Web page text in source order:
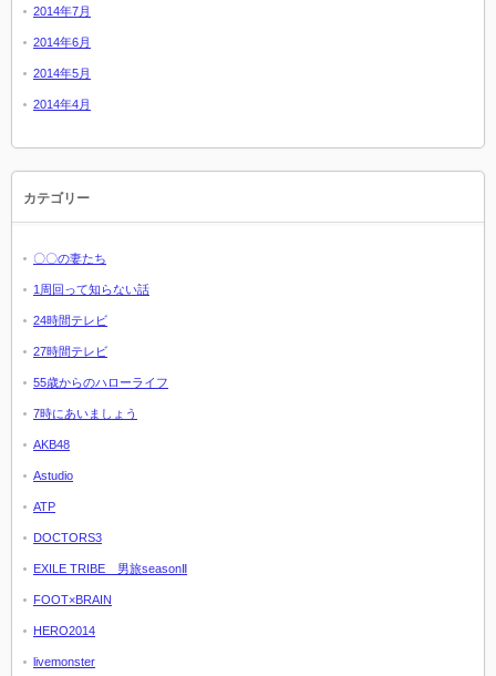
2014年7月
2014年6月
2014年5月
2014年4月
カテゴリー
〇〇の妻たち
1周回って知らない話
24時間テレビ
27時間テレビ
55歳からのハローライフ
7時にあいましょう
AKB48
Astudio
ATP
DOCTORS3
EXILE TRIBE 男旅seasonⅡ
FOOT×BRAIN
HERO2014
livemonster